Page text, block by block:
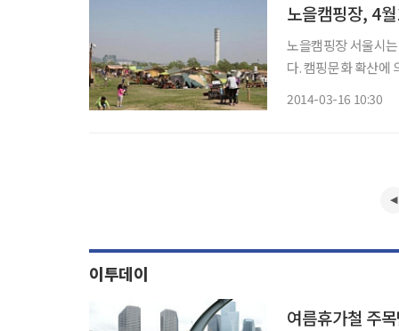
노을캠핑장, 4
노을캠핑장 서울시는 월드컵경기장 옆 노을캠핑장을 4월 1일에 조기 개장한다고 15일 밝혔
다. 캠핑문화 확산에
2014-03-16 10:30
이투데이
여름휴가철 주